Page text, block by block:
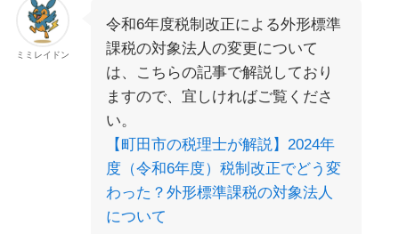
ミミレイドン
令和6年度税制改正による外形標準
課税の対象法人の変更について
は、こちらの記事で解説しており
ますので、宜しければご覧くださ
い。
【町田市の税理士が解説】2024年
度（令和6年度）税制改正でどう変
わった？外形標準課税の対象法人
について